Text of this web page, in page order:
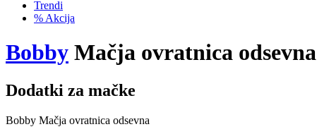
Trendi
% Akcija
Bobby Mačja ovratnica odsevna
Dodatki za mačke
Bobby Mačja ovratnica odsevna